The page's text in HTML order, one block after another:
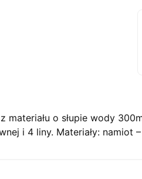
o słupie wody
i 4 liny. Materiały: namiot